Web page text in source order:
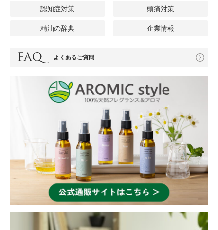
認知症対策 頭痛対策
精油の辞典 企業情報
よくあるご質問